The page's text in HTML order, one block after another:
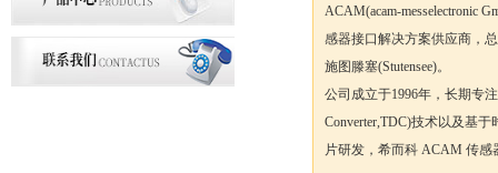
ACAM(acam-messelectronic
感器接口解决方案供应商，
施图滕塞(Stutensee)。
公司成立于1996年，长期专
Converter,TDC)技术以及基
片研发，希而科 ACAM 传感